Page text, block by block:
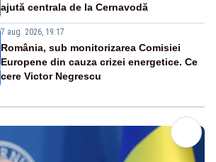
ajută centrala de la Cernavodă
7 aug. 2026, 19:17
România, sub monitorizarea Comisiei
Europene din cauza crizei energetice. Ce
cere Victor Negrescu